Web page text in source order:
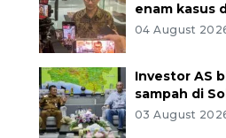
enam kasus
04 August 2026
Investor AS
sampah di
03 August